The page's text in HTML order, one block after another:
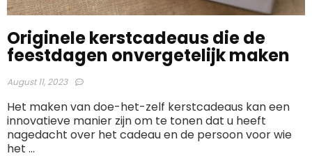
Originele kerstcadeaus die de
feestdagen onvergetelijk maken
August 11, 2023
Het maken van doe-het-zelf kerstcadeaus kan een
innovatieve manier zijn om te tonen dat u heeft
nagedacht over het cadeau en de persoon voor wie
het ...